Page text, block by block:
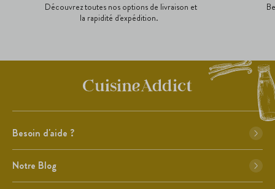
Découvrez toutes nos options de livraison et
la rapidité d'expédition.
Besoin d'aide ?
Notre Blog